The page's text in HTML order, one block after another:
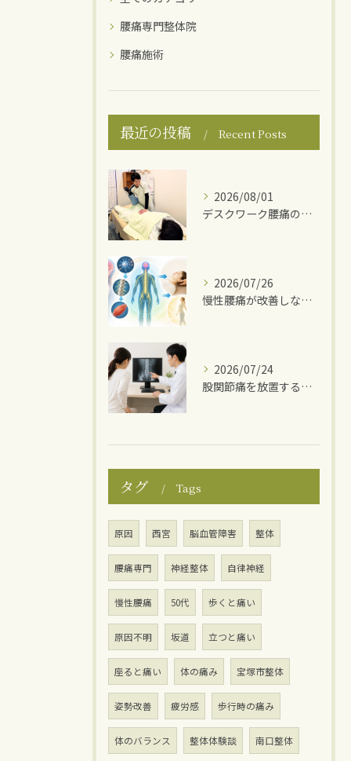
腰痛専門整体院
腰痛施術
最近の投稿 Recent Posts
2026/08/01
デスクワーク腰痛の原因
2026/07/26
慢性腰痛が改善しない理由
2026/07/24
股関節痛を放置するとどうなる？
タグ Tags
原因 西宮 脳血管障害 整体
腰痛専門 神経整体 自律神経
慢性腰痛 50代 歩くと痛い
原因不明 坂道 立つと痛い
座ると痛い 体の痛み 宝塚市整体
姿勢改善 疲労感 歩行時の痛み
体のバランス 整体体験談 南口整体